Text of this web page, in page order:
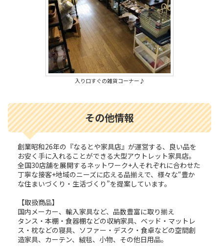
入り口すぐの雑貨コーナー♪
その他情報
創業昭和26年の『なるとや家具店』が運営する、良い品を
お安く手に入れることができる大型アウトレット家具店。
全国30店舗を展開するネットワーク+人それぞれに合わせた
丁寧な接客+地域のニーズに応える品揃えで、様々な“豊か
な住まいづくり・生活づくり”を提案しています。
【取扱商品】
国内メーカー、輸入家具など、品数豊富に取り揃え
タンス・本棚・食器棚などの収納家具、ベッド・マットレ
ス・枕などの寝具、ソファー・デスク・食卓などの空間創
造家具、カーテン、絨毯、小物、その他日用品。